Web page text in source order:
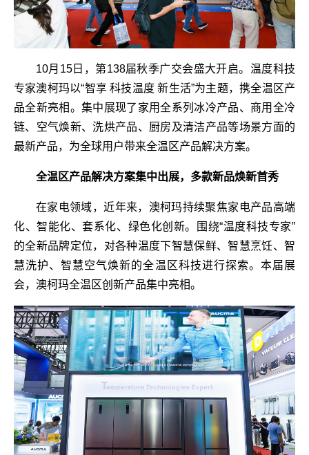
10月15日，第138届秋季广交会盛大开启。温度科技
专家澳柯玛以“智享 科技温度 新生活”为主题，携全温区产
品全新亮相。集中展现了家用全系列冰冷产品、商用全冷
链、空气焕新、洗烘产品、厨房及清洁产品等场景方面的
最新产品，为全球用户带来全温区产品解决方案。
全温区产品解决方案集中出展，多款新品焕新首秀
在家电领域，近年来，澳柯玛持续聚焦家电产品高端
化、智能化、套系化、绿色化创新。围绕“温度科技专家”
的全新品牌定位，对各种温度下智慧保鲜、智慧烹饪、智
慧洗护、智慧空气焕新的全温区科技进行探索。本届展
会，澳柯玛全温区创新产品集中亮相。